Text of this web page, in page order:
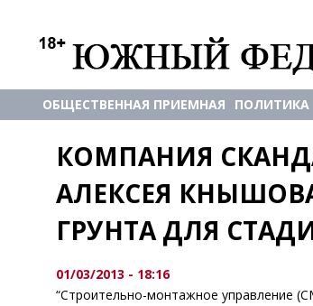
ОБЩЕСТВЕННАЯ ПРИЕМНАЯ ПОЛИТИКА
КОМПАНИЯ
АЛЕКСЕЯ
ГРУНТА ДЛЯ
01/03/2013 - 18:16
“Строительно-монтажное управление